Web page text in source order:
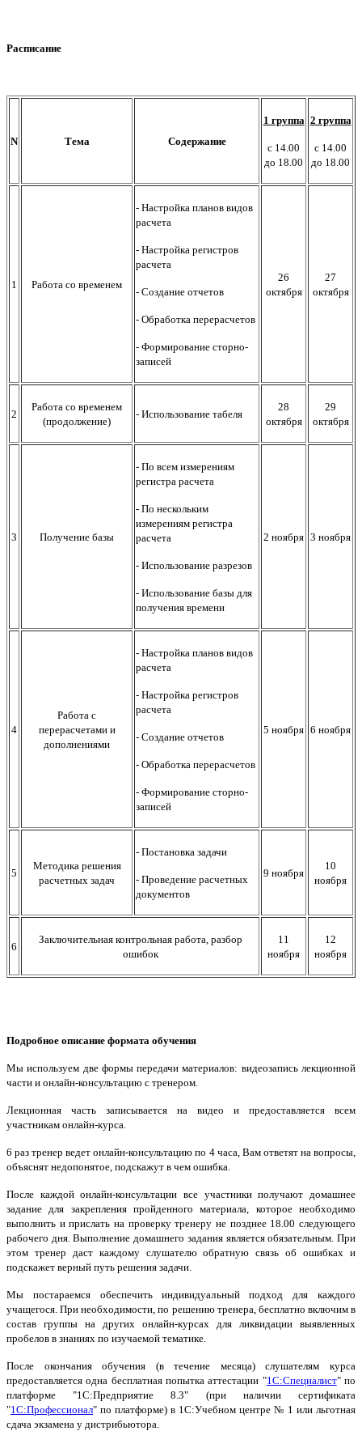
Расписание
N Тема Содержание
1 группа
с 14.00
до 18.00
2 группа
с 14.00
до 18.00
1 Работа со временем
- Настройка планов видов
расчета
- Настройка регистров
расчета
- Создание отчетов
- Обработка перерасчетов
- Формирование сторно-
записей
26
октября
27
октября
2
Работа со временем
(продолжение)
- Использование табеля
28
октября
29
октября
3 Получение базы
- По всем измерениям
регистра расчета
- По нескольким
измерениям регистра
расчета
- Использование разрезов
- Использование базы для
получения времени
2 ноября 3 ноября
4
Работа с
перерасчетами и
дополнениями
- Настройка планов видов
расчета
- Настройка регистров
расчета
- Создание отчетов
- Обработка перерасчетов
- Формирование сторно-
записей
5 ноября 6 ноября
5
Методика решения
расчетных задач
- Постановка задачи
- Проведение расчетных
документов
9 ноября
10
ноября
6
Заключительная контрольная работа, разбор
ошибок
11
ноября
12
ноября
Подробное описание формата обучения
Мы используем две формы передачи материалов: видеозапись лекционной
части и онлайн-консультацию с тренером.
Лекционная часть записывается на видео и предоставляется всем
участникам онлайн-курса.
6 раз тренер ведет онлайн-консультацию по 4 часа, Вам ответят на вопросы,
объяснят недопонятое, подскажут в чем ошибка.
После каждойонлайн-консультации все участники получают домашнее
задание для закрепления пройденного материала, которое необходимо
выполнить и прислать на проверку тренеру не позднее 18.00 следующего
рабочего дня. Выполнение домашнего задания является обязательным. При
этом тренер даст каждому слушателю обратную связь об ошибках и
подскажет верный путь решения задачи.
Мы постараемся обеспечить индивидуальный подход для каждого
учащегося. При необходимости, по решению тренера, бесплатно включим в
состав группы на других онлайн-курсах для ликвидации выявленных
пробелов в знаниях по изучаемой тематике.
После окончания обучения (в течение месяца) слушателям курса
предоставляется одна бесплатная попытка аттестации "1С:Специалист" по
платформе "1С:Предприятие 8.3" (при наличии сертификата
"1С:Профессионал" по платформе) в 1С:Учебном центре № 1 или льготная
сдача экзамена у дистрибьютора.